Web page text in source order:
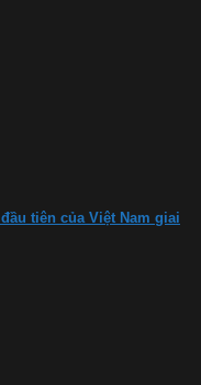
tiên của Việt Nam giai